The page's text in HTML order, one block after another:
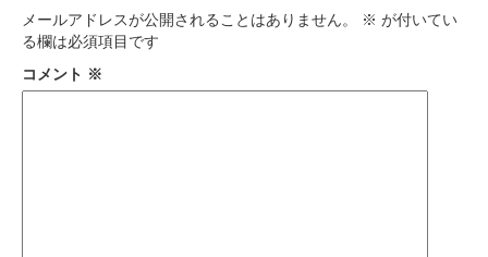
メールアドレスが公開されることはありません。 ※ が付いてい
る欄は必須項目です
コメント ※